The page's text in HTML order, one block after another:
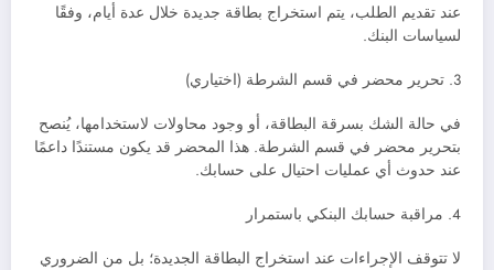
عند تقديم الطلب، يتم استخراج بطاقة جديدة خلال عدة أيام، وفقًا
لسياسات البنك.
3. تحرير محضر في قسم الشرطة (اختياري)
في حالة الشك بسرقة البطاقة، أو وجود محاولات لاستخدامها، يُنصح
بتحرير محضر في قسم الشرطة. هذا المحضر قد يكون مستندًا داعمًا
عند حدوث أي عمليات احتيال على حسابك.
4. مراقبة حسابك البنكي باستمرار
لا تتوقف الإجراءات عند استخراج البطاقة الجديدة؛ بل من الضروري